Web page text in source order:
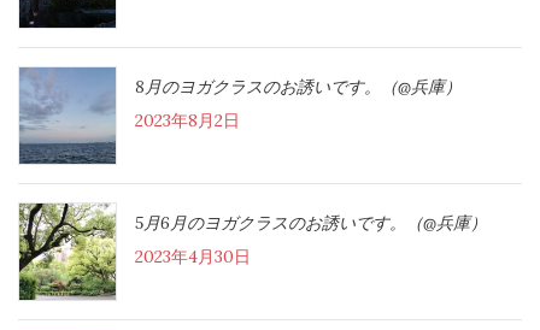
8月のヨガクラスのお誘いです。（@兵庫）
2023年8月2日
5月6月のヨガクラスのお誘いです。（@兵庫）
2023年4月30日